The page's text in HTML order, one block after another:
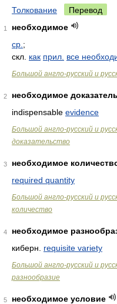
Толкование Перевод
1
необходимое
ср. ;
скл. как прил. все
Большой англо-русский и
2
необходимое
indispensable evidence
Большой англо-русский и
доказательство
3
необходимое
required quantity
Большой англо-русский и
количество
4
необходимое
киберн. requisite variety
Большой англо-русский и
разнообразие
5
необходимое условие